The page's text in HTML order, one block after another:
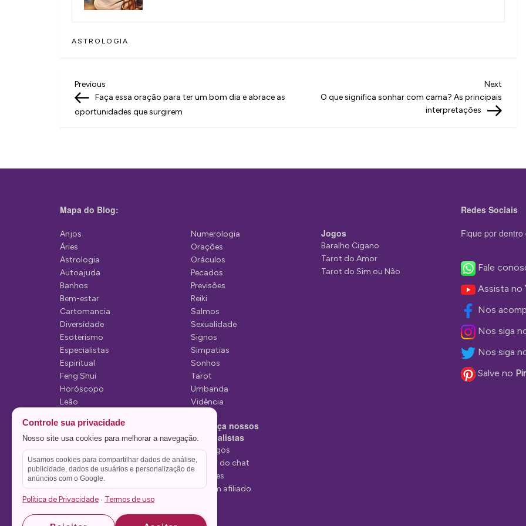
ASTROLOGIA
N
a
g
ç
o
d
e
P
o
s
t
Previous
Post
Previous
Faça essa oração para ter um bom dia e abrace as
oportunidades que surgirem
Next
O que significa sonhar com cama? As principais
interpretações
Mapa do Blog:
Anjos
Áries
Astrologia
Autoajuda
Banhos
Bem-estar
Cartomancia
Diversidade
Esoterismo
Especialistas
Espiritual
Feng Shui
Horóscopo
Leão
Mediunidade
Mensagens
Numerologia
Orações
Oráculos
Pecados
Previsões
Reiki
Salmos
Sexualidade
Signos
Simpatias
Sonhos
Tarot
Umbanda
Vidência
Conheça nossos
Especialistas
Tarólogos
Estelas do chat
Videntes
Seja um afiliado
Jogos
Baralho Cigano
Tarot do Amor
Tarot do Sim ou Não
Redes Sociais
Fique por
Fale
Assista no
Nos
Nos siga
Nos siga
Salve no
Controle sua privacidade
Nosso site usa cookies para melhorar a navegação.
Usamos cookies para compartilhar dados de análise,
publicidade, dados de usuários e personalização de
anúncios com o Google.
Política de Privacidade · Termos de uso